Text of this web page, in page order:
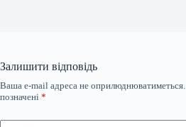
Залишити відповідь
Ваша e-mail адреса не оприлюднюватиметься.
позначені *